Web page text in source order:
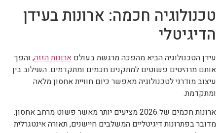
טכנולוגיה חכמה: ארונות בעידן
הדיגיטלי
עידן הטכנולוגיה הביא מהפכה מרגשת בעולם ארונות הזזה, והפך
אותם מרהיטים פשוטים למתקנים חכמים ומתקדמים. השילוב בין
עיצוב מודרני לטכנולוגיה מאפשר כיום חוויית אחסון מלאה
ומתקדמת.
ארונות חכמים של 2026 מציעים יותר מאשר פשוט מרחב אחסון.
מדובר בפתרונות דיגיטליים המשלבים חיישנים, תאורה אינטגרלית